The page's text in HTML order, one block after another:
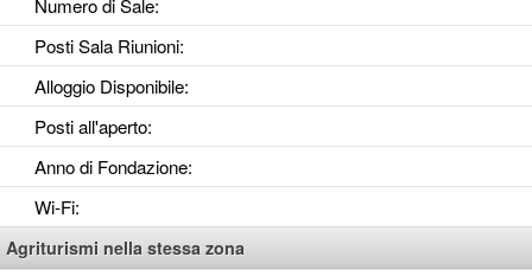
Numero di Sale:
Posti Sala Riunioni:
Alloggio Disponibile:
Posti all'aperto:
Anno di Fondazione:
Wi-Fi:
Agriturismi nella stessa zona